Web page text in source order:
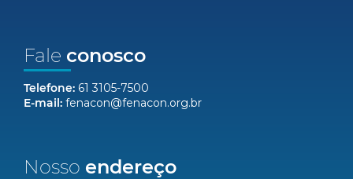
Fale conosco
Telefone: 61 3105-7500
E-mail: fenacon@fenacon.org.br
Nosso endereço